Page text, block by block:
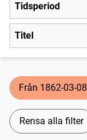
Tidsperiod
Titel
Från 1862-03-08
Rensa alla filter